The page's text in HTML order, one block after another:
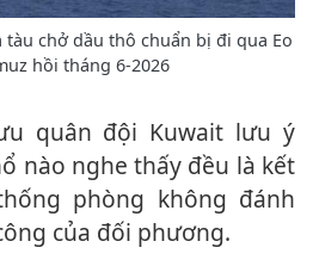
tàu chở dầu thô chuẩn bị đi qua Eo
hồi tháng 6-2026
nào nghe thấy đều là kết
phòng không đánh
của đối phương.